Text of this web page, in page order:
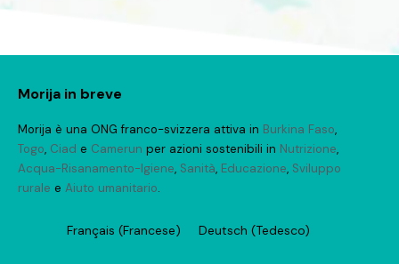
Morija in breve
Morija è una ONG franco-svizzera attiva in Burkina Faso,
Togo, Ciad e Camerun per azioni sostenibili in Nutrizione,
Acqua-Risanamento-Igiene, Sanità, Educazione, Sviluppo
rurale e Aiuto umanitario.
Français (Francese) Deutsch (Tedesco)